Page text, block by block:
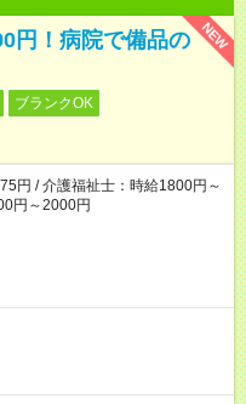
NEW
円！病院で備品の
ブランクOK
円 / 介護福祉士：時給1800円～
円～2000円